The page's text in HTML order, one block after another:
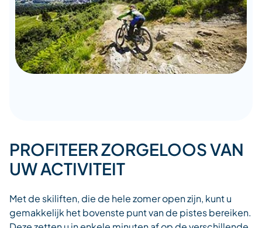
PROFITEER ZORGELOOS VAN
UW ACTIVITEIT
Met de skiliften, die de hele zomer open zijn, kunt u
gemakkelijk het bovenste punt van de pistes bereiken.